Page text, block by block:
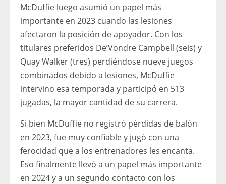
McDuffie luego asumió un papel más
importante en 2023 cuando las lesiones
afectaron la posición de apoyador. Con los
titulares preferidos De’Vondre Campbell (seis) y
Quay Walker (tres) perdiéndose nueve juegos
combinados debido a lesiones, McDuffie
intervino esa temporada y participó en 513
jugadas, la mayor cantidad de su carrera.
Si bien McDuffie no registró pérdidas de balón
en 2023, fue muy confiable y jugó con una
ferocidad que a los entrenadores les encanta.
Eso finalmente llevó a un papel más importante
en 2024 y a un segundo contacto con los